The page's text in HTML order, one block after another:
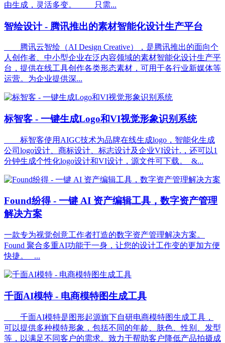
由生成，灵活多变。 只需...
智绘设计 - 腾讯推出的素材智能化设计生产平台
腾讯云智绘（AI Design Creative），是腾讯推出的面向个
人创作者、中小型企业在泛内容领域的素材智能化设计生产平
台，提供在线工具创作各类形态素材，可用于各行业新媒体等
运营。为企业提供深...
标智客 - 一键生成Logo和VI视觉形象识别系统
标智客使用AIGC技术为品牌在线生成logo，智能化生成
公司logo设计、商标设计、标志设计及企业VI设计.，还可以1
分钟生成个性化logo设计和VI设计，源文件可下载。 &...
Found纷得 - 一键 AI 资产编辑工具，数字资产管理
解决方案
一款专为视觉创意工作者打造的数字资产管理解决方案。
Found 聚合多重AI功能于一身，让您的设计工作变的更加方便
快捷。 ...
千面AI模特 - 电商模特图生成工具
千面AI模特是图形起源旗下自研电商模特图生成工具，
可以提供多种模特形象，包括不同的年龄、肤色、性别、发型
等，以满足不同客户的需求。致力于帮助客户降低产品拍摄成